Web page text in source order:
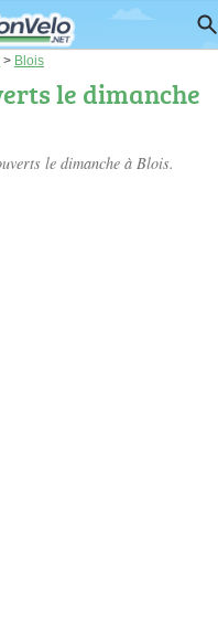
> Blois
le dimanche
le dimanche à Blois.